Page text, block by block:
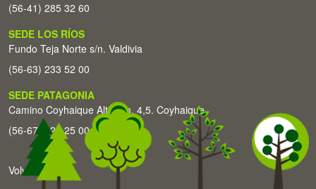
(56-41) 285 32 60
SEDE LOS RÍOS
Fundo Teja Norte s/n. Valdivia
(56-63) 233 52 00
SEDE PATAGONIA
Camino Coyhaique Alto Km. 4,5. Coyhaique
(56-67) 226 25 00
Volver arriba